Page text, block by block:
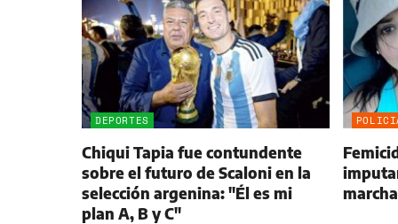
DEPORTES
Chiqui Tapia fue contundente
sobre el futuro de Scaloni en la
selección argenina: "Él es mi
plan A, B y C"